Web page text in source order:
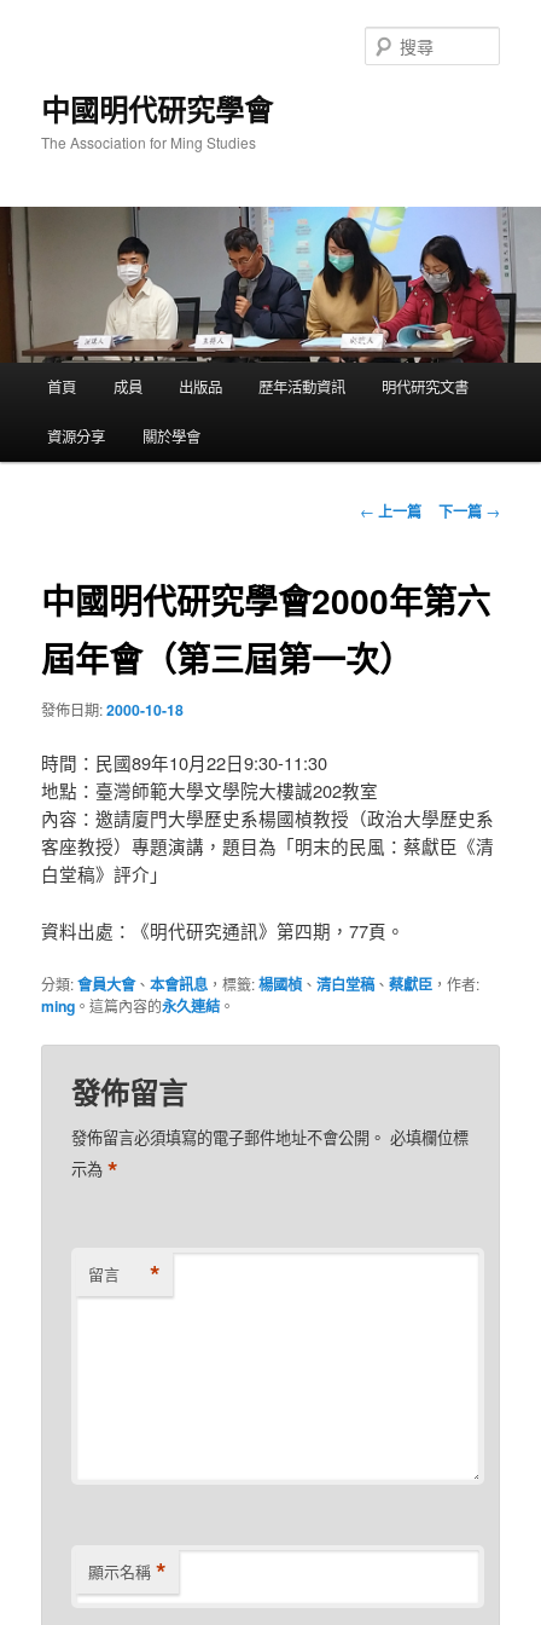
中國明代研究學會
The Association for Ming Studies
尋
首頁 成員 出版品 歷年活動資訊 明代研究文書
資源分享 關於學會
文
覽
← 上一篇 下一篇 →
中國明代研究學會2000年第六
屆年會（第三屆第一次）
發佈日期:2000-10-18
時間：民國89年10月22日9:30-11:30
地點：臺灣師範大學文學院大樓誠202教室
內容：邀請廈門大學歷史系楊國楨教授（政治大學歷史系
客座教授）專題演講，題目為「明末的民風：蔡獻臣《清
白堂稿》評介」
資料出處：《明代研究通訊》第四期，77頁。
分類:會員大會、本會訊息 ，標籤:楊國楨 、清白堂稿、蔡獻臣 ，作者:
ming 。這篇內容的永久連結。
發佈留言
發佈留言必須填寫的電子郵件地址不會公開。 必填欄位標
示為 *
留言 *
顯示名稱 *